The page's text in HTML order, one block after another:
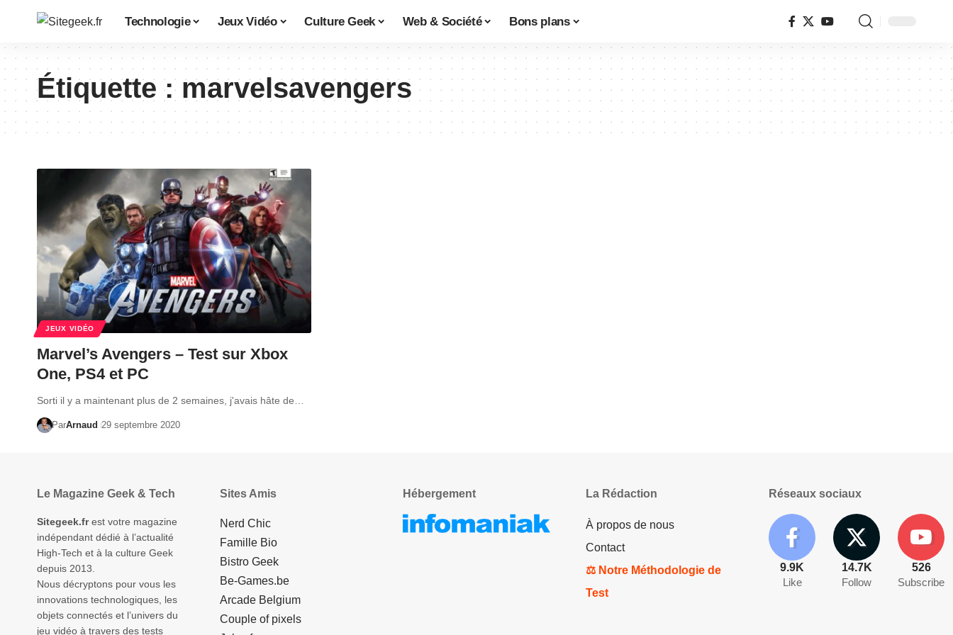
Technologie Jeux Vidéo Culture Geek Web & Société Bons plans
Étiquette : marvelsavengers
JEUX VIDÉO
Marvel’s Avengers – Test sur Xbox
One, PS4 et PC
Sorti il y a maintenant plus de 2 semaines, j'avais hâte de…
ParArnaud 29 septembre 2020
Le Magazine Geek & Tech
Sitegeek.frest votre magazine
indépendant dédié à l’actualité
High-Tech et à la culture Geek
depuis 2013.
Nous décryptons pour vous les
innovations technologiques, les
objets connectés et l’univers du
jeu vidéo à travers des tests
Sites Amis
Nerd Chic
Famille Bio
Bistro Geek
Be-Games.be
Arcade Belgium
Couple of pixels
Hébergement La Rédaction
À propos de nous
Contact
⚖️ Notre Méthodologie de
Test
Réseaux sociaux
9.9K
Like
14.7K
Follow
526
Subscribe